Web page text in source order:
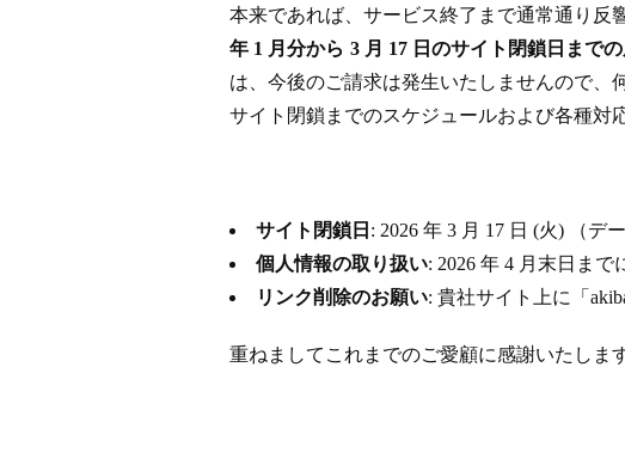
本来であれば、サービス終了まで通常通り反
年 1 月分から 3 月 17 日のサイト閉鎖日まで
は、今後のご請求は発生いたしませんので、
サイト閉鎖までのスケジュールおよび各種対
サイト閉鎖日 : 2026 年 3 月 17 日 (火) （デ
個人情報の取り扱い: 2026 年 4 月末日まで
リンク削除のお願い: 貴社サイト上に「
重ねましてこれまでのご愛顧に感謝いたしま